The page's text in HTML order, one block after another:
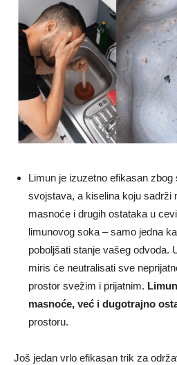
Limun je izuzetno efikasan
svojstava, a kiselina koju sadrži
masnoće i drugih ostataka u
limunovog soka – samo jedna
poboljšati stanje vašeg odvoda.
miris će neutralisati sve
prostor svežim i prijatnim.
masnoće, već i dugotrajno
prostoru.
Još jedan vrlo efikasan trik za